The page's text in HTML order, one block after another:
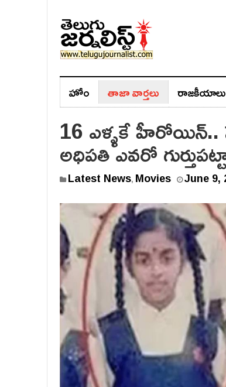
హోం తాజా వార్తలు రాజ‌కీయాలు
16 ఎళ్ళకే హీరోయిన్..
అధిపతి ఎవరో
Latest News, Movies June 9,